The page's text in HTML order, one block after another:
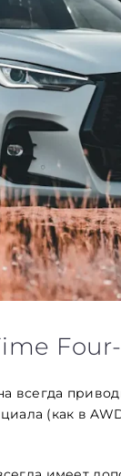
всегда
(как в